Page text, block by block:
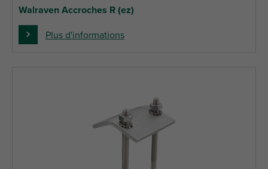
Walraven Accroches R (ez)
Plus d'informations